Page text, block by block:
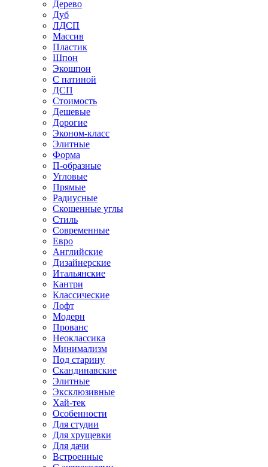
Дерево
Дуб
ЛДСП
Массив
Пластик
Шпон
Экошпон
С патиной
ДСП
Стоимость
Дешевые
Дорогие
Эконом-класс
Элитные
Форма
П-образные
Угловые
Прямые
Радиусные
Скошенные углы
Стиль
Современные
Евро
Английские
Дизайнерские
Итальянские
Кантри
Классические
Лофт
Модерн
Прованс
Неоклассика
Минимализм
Под старину
Скандинавские
Элитные
Эксклюзивные
Хай-тек
Особенности
Для студии
Для хрущевки
Для дачи
Встроенные